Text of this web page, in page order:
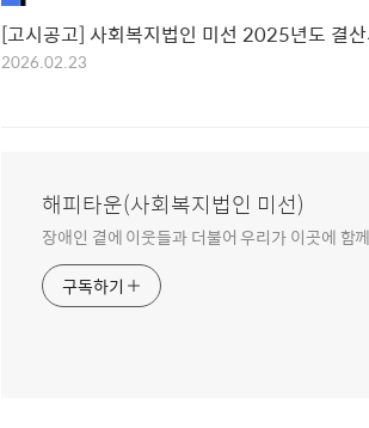
[고시공고] 사회복지법인 미선 2025년도 결
2026.02.23
해피타운(사회복지법인 미선)
장애인 곁에 이웃들과 더불어 우리가 이곳에 함
구독하기